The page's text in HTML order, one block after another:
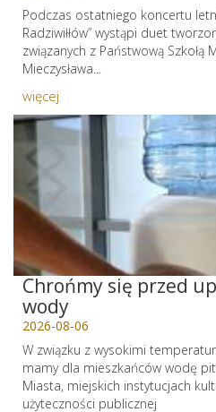
Podczas ostatniego koncertu
Radziwiłłów” wystąpi duet
związanych z Państwową Szkołą
Mieczysława...
więcej
Chrońmy się przed
wody
2026-08-06
W związku z wysokimi
mamy dla mieszkańców wodę
Miasta, miejskich instytucjach
użyteczności publicznej